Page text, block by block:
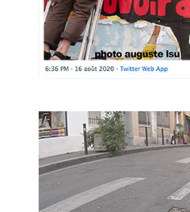
MARCEL ROGER aux